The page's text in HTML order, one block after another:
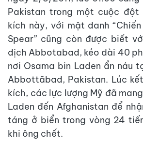
Pakistan trong một cuộc đột
kích này, với mật danh “Chiến
Spear” cũng còn được biết
dịch Abbotabad, kéo dài 40
nơi Osama bin Laden ẩn náu
Abbottābad, Pakistan. Lúc
kích, các lực lượng Mỹ đã
Laden đến Afghanistan để
táng ở biển trong vòng 24
khi ông chết.